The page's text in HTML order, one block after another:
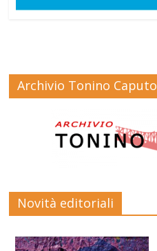
Archivio Tonino Caputo
Novità editoriali